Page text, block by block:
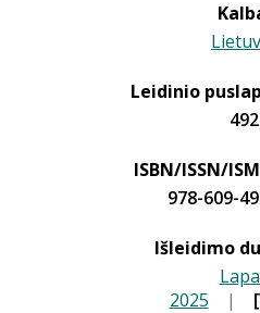
Leidinio
492
ISBN/ISSN/
978-609-
Išleidimo
2025 |